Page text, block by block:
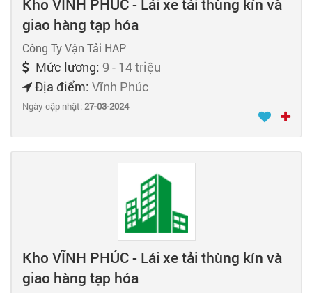
Kho VĨNH PHÚC - Lái xe tải thùng kín và
giao hàng tạp hóa
Công Ty Vận Tải HAP
Mức lương: 9 - 14 triệu
Địa điểm: Vĩnh Phúc
Ngày cập nhật:27-03-2024
Kho VĨNH PHÚC - Lái xe tải thùng kín và
giao hàng tạp hóa